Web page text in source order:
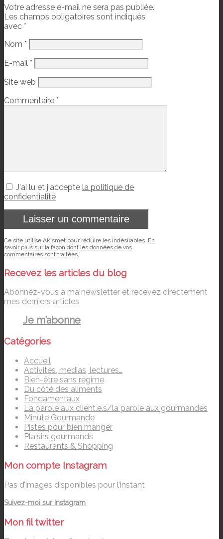
Votre adresse e-mail ne sera pas publiée.
Les champs obligatoires sont indiqués
avec *
Nom *
E-mail *
Site web
Commentaire *
J'ai lu et j'accepte la politique de
confidentialité
Ce site utilise Akismet pour réduire les indésirables. En
savoir plus sur la façon dont les données de vos
commentaires sont traitées.
Recevez les articles du blog
Abonnez-vous à ma newsletter et recevez directement
mes derniers articles
Je m’abonne
Catégories
Accueil
Activités, medias, lectures…
Bien-être sans régime
Du côté des aliments
Fondamentaux
La parole aux client.e.s/la parole aux gourmandes
Minute Gourmande
Pistes pour bien manger
Plaisirs gourmands
Restaurants & Shopping
Mon compte Instagram
Pas d’images disponibles pour l’instant
Suivez-moi sur Instagram
Mon fil twitter